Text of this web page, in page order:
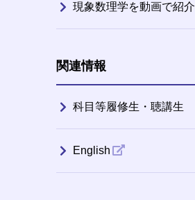
現象数理学を動画で紹介
関連情報
科目等履修生・聴講生
English